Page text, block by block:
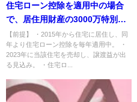
住宅ローン控除を適用中の場合
で、居住用財産の3000万特別控
除を受けるための修正申告をす
る場合について
【前提】 ・2015年から住宅に居住し、同
年より住宅ローン控除を毎年適用中。 ・
2023年に当該住宅を売却し、譲渡益が出
る見込み。 ・住宅ロ...